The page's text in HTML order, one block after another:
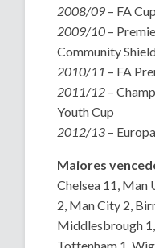
2008/09 – FA Cup
2009/10 –
Community
2010/11 – FA
2011/12 –
Youth Cup
2012/13 –
Maiores
Chelsea 11, Man
2, Man City 2,
Middlesbrough